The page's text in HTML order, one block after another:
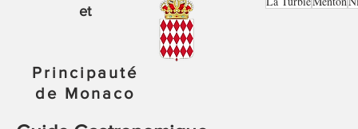
et
Principauté
de Monaco